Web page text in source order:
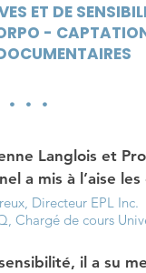
ET DE
-
. . .
Langlois et
a mis à l’aise
Directeur EPL Inc.
Chargé de cours
il a su